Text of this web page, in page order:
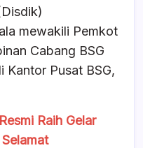
mewakili Pemkot
Cabang BSG
Kantor Pusat BSG,
Raih Gelar